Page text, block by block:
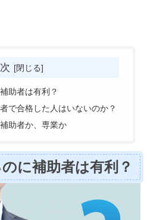
助者は有利？
で合格した人はいないのか？
助者か、専業か
に補助者は有利？